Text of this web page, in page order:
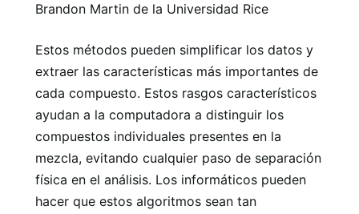
Brandon Martin de la Universidad Rice
Estos métodos pueden simplificar los datos y
extraer las características más importantes de
cada compuesto. Estos rasgos característicos
ayudan a la computadora a distinguir los
compuestos individuales presentes en la
mezcla, evitando cualquier paso de separación
física en el análisis. Los informáticos pueden
hacer que estos algoritmos sean tan